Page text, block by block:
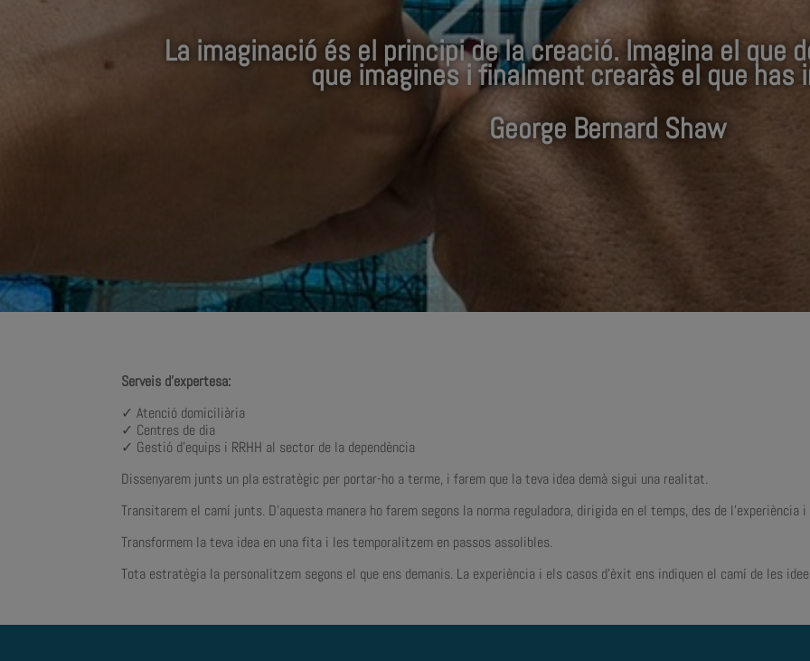
La imaginació és el principi de la creació. Imagina el que
que imagines i finalment crearàs el que has
George Bernard Shaw
Serveis d’expertesa:
✓ Atenció domiciliària
✓ Centres de dia
✓ Gestió d’equips i RRHH al sector de la dependència
Dissenyarem junts un pla estratègic per portar-ho a terme, i farem que la teva idea demà sigui una realitat.
Transitarem el camí junts. D’aquesta manera ho farem segons la norma reguladora, dirigida en el temps, des de
Transformem la teva idea en una fita i les temporalitzem en passos assolibles.
Tota estratègia la personalitzem segons el que ens demanis. La experiència i els casos d’èxit ens indiquen el camí de les